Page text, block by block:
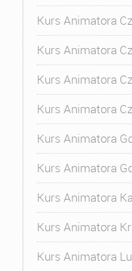
Kurs Animatora
Kurs Animatora
Kurs Animatora
Kurs Animatora
Kurs Animatora
Kurs Animatora
Kurs Animatora
Kurs Animatora
Kurs Animatora